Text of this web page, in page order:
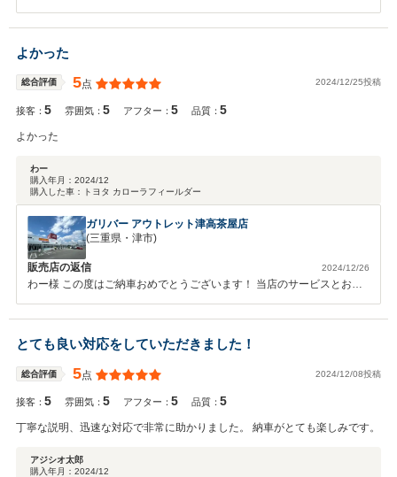
てお困りごとがあればお気軽にスタッフまでお問い合わせください。こ
よかった
総合評価 5点 2024/12/25投稿
接客：5 雰囲気：5 アフター：5 品質：5
よかった
わー
購入年月： 2024/12
購入した車：
トヨタ カローラフィールダー
ガリバー アウトレット津高茶屋店
(三重県・津市)
販売店の返信 2024/12/26
わー様 この度はご納車おめでとうございます！ 当店のサービスとお車
にご満足頂けたのでしたらなによりです！ 今後ともメンテナンス等、
宜しくお願い致します！
とても良い対応をしていただきました！
総合評価 5点 2024/12/08投稿
接客：5 雰囲気：5 アフター：5 品質：5
丁寧な説明、迅速な対応で非常に助かりました。 納車がとても楽しみです。
アジシオ太郎
購入年月： 2024/12